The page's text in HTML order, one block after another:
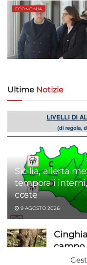
ECONOMIA
Ultime Notizie
Sicilia, allerta
temporali
coste
9 AGOSTO 2026
campo
9 AGOSTO